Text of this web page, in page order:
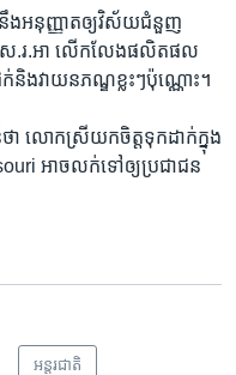
នឹង​អនុញ្ញាត​ឲ្យ​វិស័យ​ជំនួញ​
.រ.អា លើកលែងផលិតផល​
និង​វាយនភណ្ឌ​ខ្លះៗ​ប៉ុណ្ណោះ។​
លោកស្រី​យក​ចិត្តទុកដាក់​ក្នុង​
អាចលក់ទៅ​ឲ្យ​ប្រជាជន​
អន្តរជាតិ